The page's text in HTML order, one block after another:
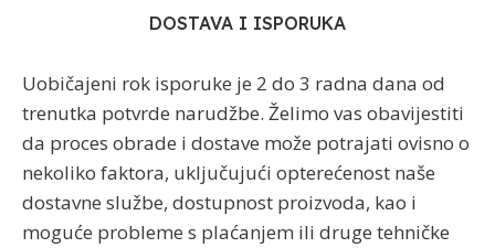
DOSTAVA I ISPORUKA
Uobičajeni rok isporuke je 2 do 3 radna dana od
trenutka potvrde narudžbe. Želimo vas obavijestiti
da proces obrade i dostave može potrajati ovisno o
nekoliko faktora, uključujući opterećenost naše
dostavne službe, dostupnost proizvoda, kao i
moguće probleme s plaćanjem ili druge tehničke